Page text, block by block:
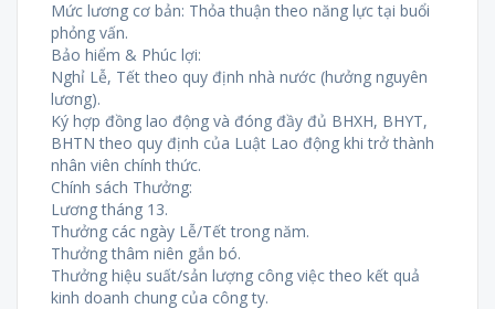
Mức lương cơ bản: Thỏa thuận theo năng lực tại buổi
phỏng vấn.
Bảo hiểm & Phúc lợi:
Nghỉ Lễ, Tết theo quy định nhà nước (hưởng nguyên
lương).
Ký hợp đồng lao động và đóng đầy đủ BHXH, BHYT,
BHTN theo quy định của Luật Lao động khi trở thành
nhân viên chính thức.
Chính sách Thưởng:
Lương tháng 13.
Thưởng các ngày Lễ/Tết trong năm.
Thưởng thâm niên gắn bó.
Thưởng hiệu suất/sản lượng công việc theo kết quả
kinh doanh chung của công ty.